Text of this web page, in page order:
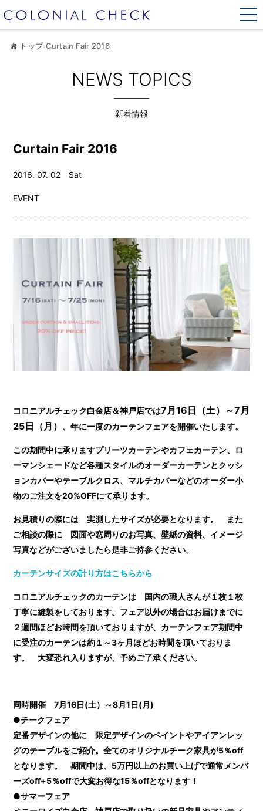
トップ›Curtain Fair 2016
NEWS TOPICS
新着情報
Curtain Fair 2016
2016. 07. 02 Sat
EVENT
コロニアルチェック白金店＆神戸店では7月16日（土）～7月
25日（月） 、年に一度のカーテンフェアを開催いたします。
この期間中に承りますプリーツカーテンやカフェカーテン、ロ
ーマンシェードなど各種スタイルのオーダーカーテンとクッシ
ョンカバーやテーブルクロス、マルチカバーなどのオーダー小
物のご注文を20%OFFにて承ります。
お見積りの際には 実測したサイズが必要となります。 また
ご相談の際に 図面や窓周りのお写真、壁紙の資料、イメージ
写真などがございましたら是非ご持参ください。
カーテンサイズの計り方はこちらから
コロニアルチェックのカーテンは 国内の職人さんが１枚１枚
丁寧に縫製をしております。フェア以外の場合はお届けまでに
２週間ほどお時間を頂いておりますが、カーテンフェア期間中
に受注のカーテンは約１～3ヶ月ほどお時間を頂いておりま
す。 大変恐れ入りますが、予めご了承ください。
同時開催 7月16日(土）～8月1日(月)
●チークフェア
定番デザインの他に 限定デザインのペイントやアイアンレッ
グのテーブルをご紹介。全てのオリジナルチーク家具が5％off
となります。 期間中は、5万円以上のお買い上げで通常メンバ
ーズoff+5％offで大変お得な15％offとなります！
●サマーフェア